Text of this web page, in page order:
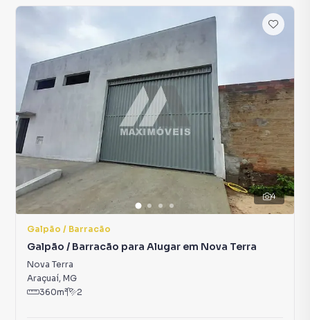
4
Galpão / Barracão
Galpão / Barracão para Alugar em Nova Terra
Nova Terra
Araçuaí, MG
360m² 2